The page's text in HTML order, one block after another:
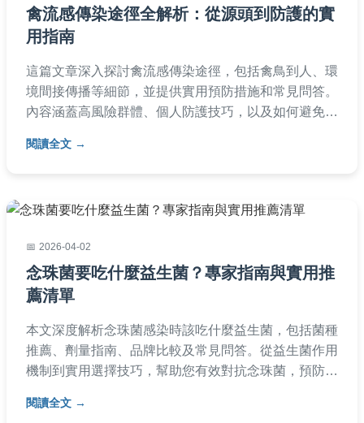
禽流感傳染途徑全解析：從源頭到防護的實
用指南
這篇文章深入探討禽流感傳染途徑，包括禽鳥到人、環
境間接傳播等細節，並提供實用預防措施和常見問答。
內容涵蓋高風險群體、個人防護技巧，以及如何避免感
適合一般大眾閱讀，旨在解決所有關於禽流感傳染途徑
閱讀全文
2026-04-02
念珠菌要吃什麼益生菌？專家指南與實用推
薦清單
本文深度解析念珠菌感染時該吃什麼益生菌，包括菌種
推薦、劑量指南、品牌比較及常見問答。從益生菌作用
機制到實用選擇技巧，幫助您有效對抗念珠菌，預防復
訊。
閱讀全文